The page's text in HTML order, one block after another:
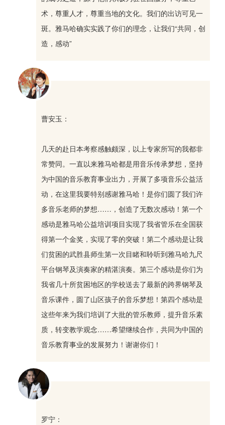
术，尊重人才，尊重当地的文化。我们的出访可见一
斑。雅马哈确实实践了你们的理念，让我们“共同，创
造，感动”
曹安玉：
几天的赴日本考察感触颇深，以上专家所写的我都非
常赞同。一直以来雅马哈都是用音乐传承梦想，坚持
为中国的音乐教育事业出力，开展了多项音乐公益活
动，在这里我要特别感谢雅马哈！是你们圆了我们许
多音乐老师的梦想……，创造了无数次感动！第一个
感动是雅马哈公益培训项目实现了我省管乐在全国获
得第一个金奖，实现了零的突破！第二个感动是让我
们贫困的武胜县师生第一次目睹和聆听到雅马哈九尺
平台钢琴及演奏家的精湛演奏。第三个感动是你们为
我省几十所贫困地区的学校送去了最新的跨界钢琴及
音乐课件，圆了山区孩子的音乐梦想！第四个感动是
这些年来为我们培训了大批的管乐教师，提升音乐素
质，转变教学观念……希望继续合作，共同为中国的
音乐教育事业的发展努力！谢谢你们！
罗宁：